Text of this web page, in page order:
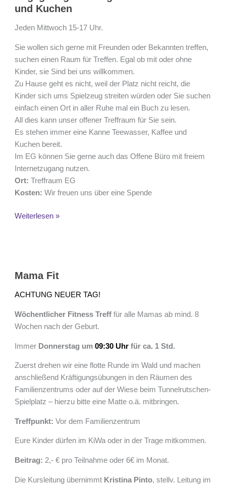
und Kuchen
Jeden Mittwoch 15-17 Uhr.
Sie wollen sich gerne mit Freunden oder Bekannten treffen,
suchen einen Raum für Treffen. Egal ob mit oder ohne
Kinder, sie Sind bei uns willkommen.
Zu Hause geht es nicht, weil der Platz nicht reicht, die
Kinder sich ums Spielzeug streiten würden oder Sie suchen
einfach einen Ort in aller Ruhe mal ein Buch zu lesen.
All dies kann unser offener Treffraum für Sie sein.
Es stehen immer eine Kanne Teewasser, Kaffee und
Kuchen bereit.
Im EG können Sie gerne auch das Offene Büro mit freiem
Internetzugang nutzen.
Ort: Treffraum EG
Kosten: Wir freuen uns über eine Spende
und
Alt
Kaffee
und
Kuchen
Weiterlesen »
Mama Fit
ACHTUNG NEUER TAG!
Wöchentlicher Fitness Treff für alle Mamas ab mind. 8
Wochen nach der Geburt.
Immer Donnerstag um09:30 Uhrfür ca. 1 Std.
Zuerst drehen wir eine flotte Runde im Wald und machen
anschließend Kräftigungsübungen in den Räumen des
Familienzentrums oder auf der Wiese beim Tunnelrutschen-
Spielplatz – hierzu bitte eine Matte o.ä. mitbringen.
Treffpunkt: Vor dem Familienzentrum
Eure Kinder dürfen im KiWa oder in der Trage mitkommen.
Beitrag: 2,- € pro Teilnahme oder 6€ im Monat.
Die Kursleitung übernimmt Kristina Pinto, stellv. Leitung im